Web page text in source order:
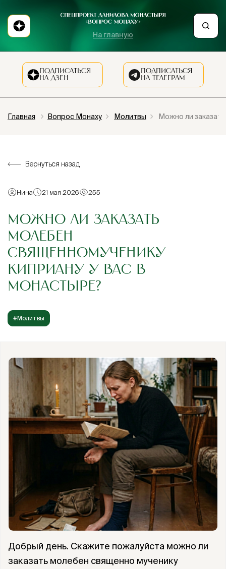
На главную
ПОДПИСАТЬСЯ
НА ДЗЕН
ПОДПИСАТЬСЯ
НА ТЕЛЕГРАМ
Главная Вопрос Монаху Молитвы Можно ли
Вернуться назад
Нина 21 мая 2026 255
МОЖНО ЛИ ЗАКАЗАТЬ
МОЛЕБЕН
СВЯЩЕННОМУЧЕНИКУ
КИПРИАНУ У ВАС В
МОНАСТЫРЕ?
#Молитвы
Добрый день. Скажите пожалуйста можно ли
заказать молебен священно мученику